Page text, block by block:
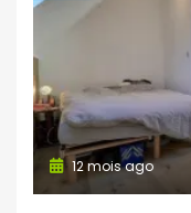
12 mois ago